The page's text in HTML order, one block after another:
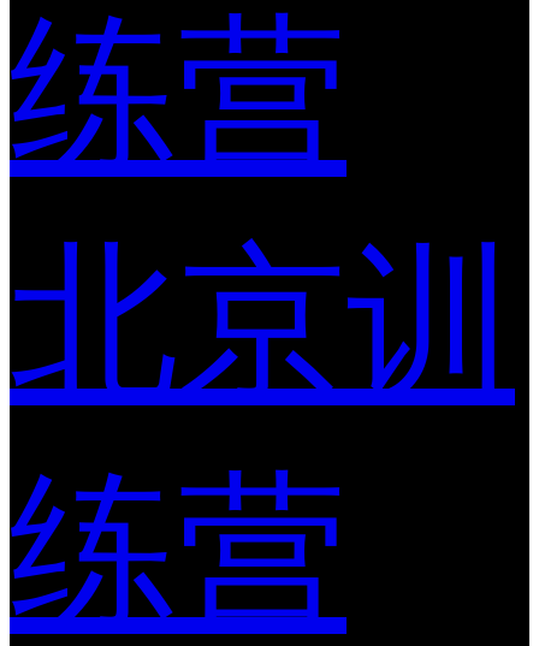
练营
北京训
练营